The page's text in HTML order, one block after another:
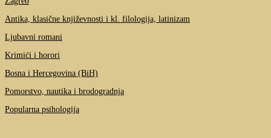
Antika, klasične književnosti i kl. filologija, latinizam
Ljubavni romani
Krimići i horori
Bosna i Hercegovina (BiH)
Pomorstvo, nautika i brodogradnja
Popularna psihologija